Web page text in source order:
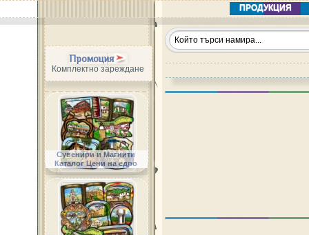
ПРОДУКЦИЯ
Промоция
Комплектно зареждане
Сувенири и Магнити
Каталог Цени на едро